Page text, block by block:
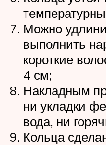
Можно
выполнить
короткие
4 см;
Накладным
ни укладки
вода, ни
Кольца